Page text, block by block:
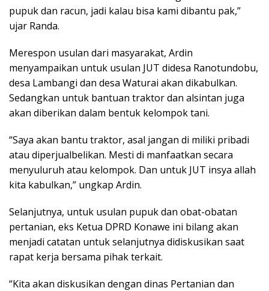
pupuk dan racun, jadi kalau bisa kami dibantu pak,”
ujar Randa.
Merespon usulan dari masyarakat, Ardin
menyampaikan untuk usulan JUT didesa Ranotundobu,
desa Lambangi dan desa Waturai akan dikabulkan.
Sedangkan untuk bantuan traktor dan alsintan juga
akan diberikan dalam bentuk kelompok tani.
“Saya akan bantu traktor, asal jangan di miliki pribadi
atau diperjualbelikan. Mesti di manfaatkan secara
menyuluruh atau kelompok. Dan untuk JUT insya allah
kita kabulkan,” ungkap Ardin.
Selanjutnya, untuk usulan pupuk dan obat-obatan
pertanian, eks Ketua DPRD Konawe ini bilang akan
menjadi catatan untuk selanjutnya didiskusikan saat
rapat kerja bersama pihak terkait.
“Kita akan diskusikan dengan dinas Pertanian dan